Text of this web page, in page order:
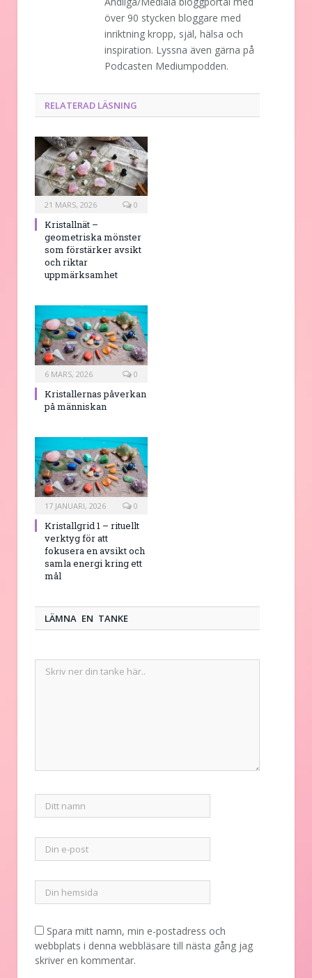
över 90 stycken bloggare med
inriktning kropp, själ, hälsa och
inspiration. Lyssna även gärna på
Podcasten Mediumpodden.
RELATERAD LÄSNING
21 MARS, 2026 0
Kristallnät –
geometriska mönster
som förstärker avsikt
och riktar
uppmärksamhet
6 MARS, 2026 0
Kristallernas påverkan
på människan
17 JANUARI, 2026 0
Kristallgrid 1 – rituellt
verktyg för att
fokusera en avsikt och
samla energi kring ett
mål
LÄMNA EN TANKE
Spara mitt namn, min e-postadress och
webbplats i denna webbläsare till nästa gång jag
skriver en kommentar.